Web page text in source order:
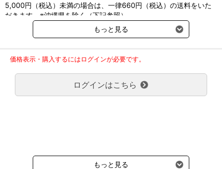
5,000円（税込）未満の場合は、一律660円（税込）の送料をいた
だきます。※沖縄県を除く（下記参照）
※2017年11月14日（火）より沖縄県へのお届けにつきましては、1
回のご注文金額（税込）が、30,000円以上で配送無料となります。
ご了承のほどよろしくお願い致します。
弊社都合でお届けが２回以上に分かれる場合の送料負担は、１回分
のみで新たな送料は発生しません。
大型商品送料が必要な商品をご注文の場合は、大型商品送料のみご
負担頂きます。
受けます。
もっと見る
価格表示・購入するにはログインが必要です。
ログインはこちら
もっと見る